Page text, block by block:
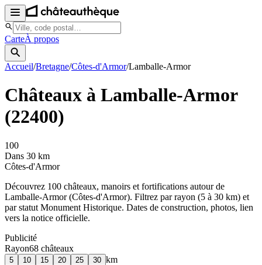
CarteÀ propos
Accueil/Bretagne/Côtes-d'Armor/Lamballe-Armor
Châteaux à Lamballe-Armor
(22400)
100
Dans 30 km
Côtes-d'Armor
Découvrez 100 châteaux, manoirs et fortifications autour de
Lamballe-Armor(Côtes-d'Armor). Filtrez par rayon (5 à 30 km) et
par statut Monument Historique. Dates de construction, photos, lien
vers la notice officielle.
Publicité
Rayon68 châteaux
5 10 15 20 25 30 km